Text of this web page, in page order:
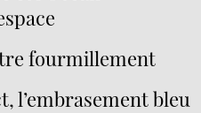
fourmillement
l’embrasement bleu